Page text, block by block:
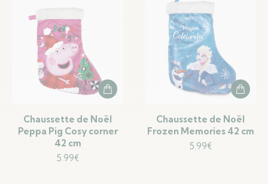
Chaussette de Noël
Peppa Pig Cosy corner
42 cm
5.99€
Chaussette de Noël
Frozen Memories 42 cm
5.99€